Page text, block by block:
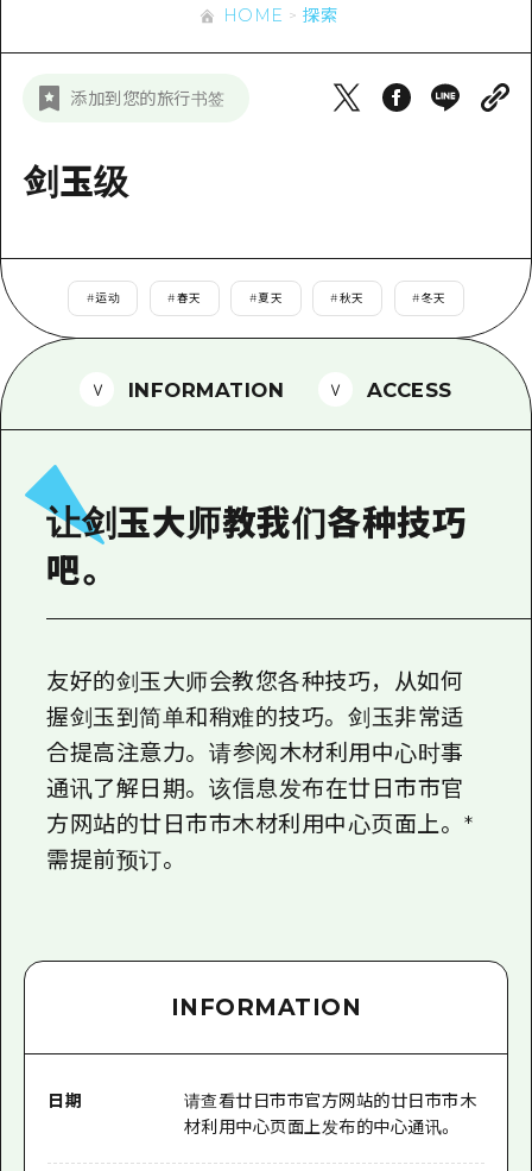
夜晚生活
治愈
自然
宫岛周边
一日游
1晚2天
2晚3天
东山口
广岛免费无线上网
常见问题解答
新闻
HOME 探索
添加到您的旅行书签
剑玉级
#运动 #春天 #夏天 #秋天 #冬天
INFORMATION ACCESS
让剑玉大师教我们各种技巧
吧。
友好的剑玉大师会教您各种技巧，从如何
握剑玉到简单和稍难的技巧。 剑玉非常适
合提高注意力。 请参阅木材利用中心时事
通讯了解日期。 该信息发布在廿日市市官
方网站的廿日市市木材利用中心页面上。 *
需提前预订。
INFORMATION
日期
请查看廿日市市官方网站的廿日市市木
材利用中心页面上发布的中心通讯。